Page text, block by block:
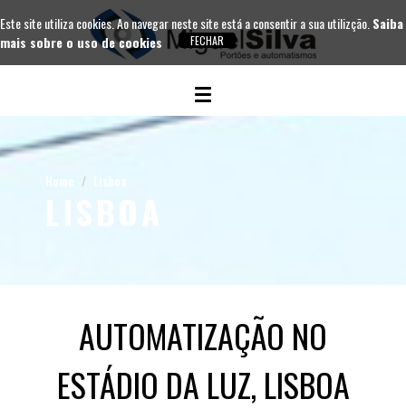
Home Lisboa
AUTOMATIZAÇÃO NO
ESTÁDIO DA LUZ, LISBOA
Este site utiliza cookies. Ao navegar neste site está a consentir a sua utilizção. Saiba
mais sobre o uso de cookies